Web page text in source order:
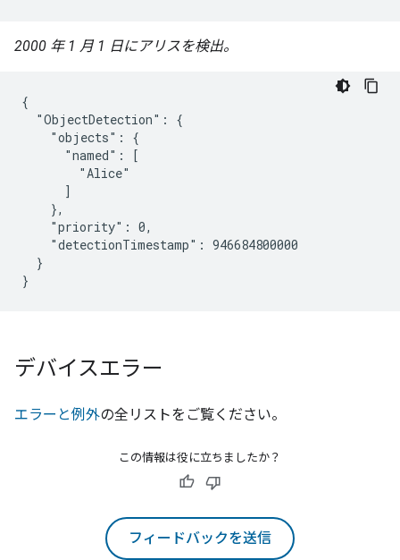
2000 年 1 月 1 日にアリスを検出。
{
  "ObjectDetection": {
    "objects": {
      "named": [
        "Alice"
      ]
    },
    "priority": 0,
    "detectionTimestamp": 946684800000
  }
}
デバイスエラー
エラーと例外の全リストをご覧ください。
この情報は役に立ちましたか？
フィードバックを送信